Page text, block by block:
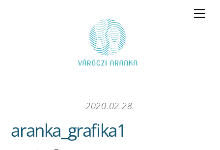
2020.02.28.
aranka_grafika1